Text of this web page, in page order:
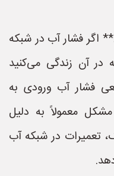
فشار آب در شبکه
آن زندگی می‌کنید
فشار آب ورودی به
معمولاً به دلیل
در شبکه آب